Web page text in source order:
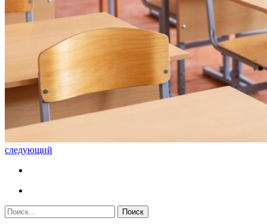
следующий